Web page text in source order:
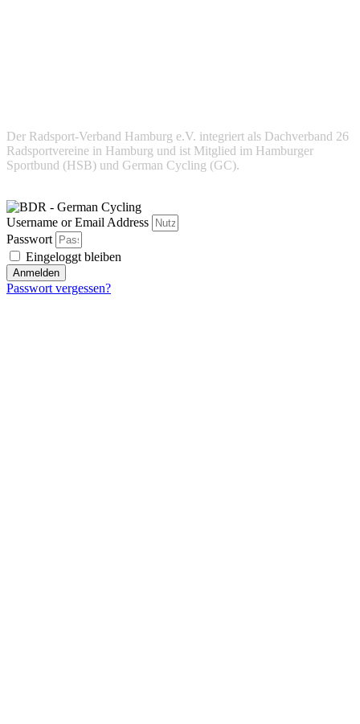
Der Radsport-Verband Hamburg e.V. integriert als Dachverband 26
Radsportvereine in Hamburg und ist Mitglied im Hamburger
Sportbund (HSB) und German Cycling (GC).
Username or Email Address
Passwort
Eingeloggt bleiben
Anmelden
Passwort vergessen?